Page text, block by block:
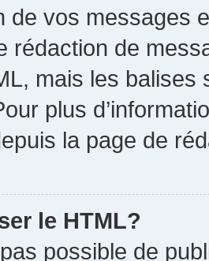
de vos messages
rédaction de
mais les
plus
la page de
le HTML?
pas possible de